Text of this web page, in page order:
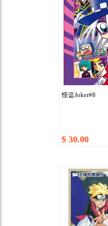
怪盜Joker#8
$ 30.00